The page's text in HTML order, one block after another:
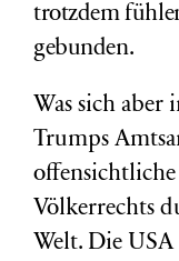
trotzdem
gebunden.
Was sich aber
Trumps
offensichtliche
Völkerrechts
Welt. Die